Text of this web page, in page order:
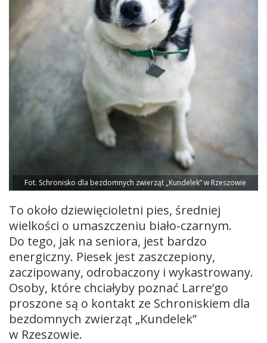
Fot. Schronisko dla bezdomnych zwierząt „Kundelek” w Rzeszowie
To około dziewięcioletni pies, średniej
wielkości o umaszczeniu biało-czarnym.
Do tego, jak na seniora, jest bardzo
energiczny. Piesek jest zaszczepiony,
zaczipowany, odrobaczony i wykastrowany.
Osoby, które chciałyby poznać Larre’go
proszone są o kontakt ze Schroniskiem dla
bezdomnych zwierząt „Kundelek”
w Rzeszowie.